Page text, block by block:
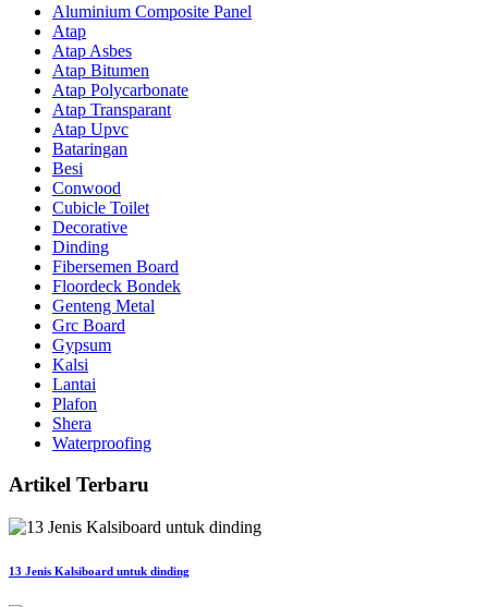
Aluminium Composite Panel
Atap
Atap Asbes
Atap Bitumen
Atap Polycarbonate
Atap Transparant
Atap Upvc
Bataringan
Besi
Conwood
Cubicle Toilet
Decorative
Dinding
Fibersemen Board
Floordeck Bondek
Genteng Metal
Grc Board
Gypsum
Kalsi
Lantai
Plafon
Shera
Waterproofing
Artikel Terbaru
13 Jenis Kalsiboard untuk dinding